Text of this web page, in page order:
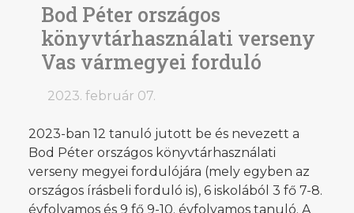
Bod Péter országos
könyvtárhasználati verseny
Vas vármegyei forduló
2023. február 07.
2023-ban 12 tanuló jutott be és nevezett a
Bod Péter országos könyvtárhasználati
verseny megyei fordulójára (mely egyben az
országos írásbeli forduló is), 6 iskolából 3 fő 7-8.
évfolyamos és 9 fő 9-10. évfolyamos tanuló. A